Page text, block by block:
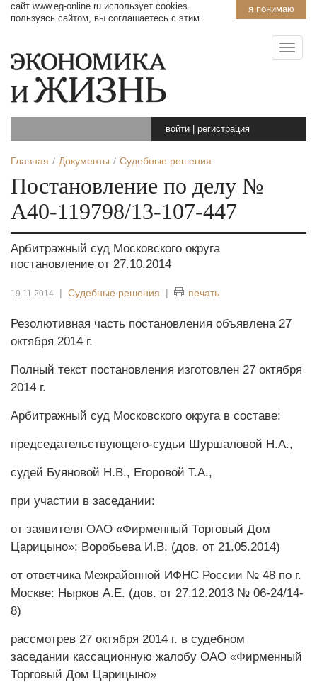
я понимаю
сайт www.eg-online.ru использует cookies.
пользуясь сайтом, вы соглашаетесь с этим.
войти регистрация
Главная Документы Судебные решения
Постановление по делу №
А40-119798/13-107-447
Арбитражный суд Московского округа
постановление от 27.10.2014
19.11.2014 | Судебные решения | печать
Резолютивная часть постановления объявлена 27
октября 2014 г.
Полный текст постановления изготовлен 27 октября
2014 г.
Арбитражный суд Московского округа в составе:
председательствующего-судьи Шуршаловой Н.А.,
судей Буяновой Н.В., Егоровой Т.А.,
при участии в заседании:
от заявителя ОАО «Фирменный Торговый Дом
Царицыно»: Воробьева И.В. (дов. от 21.05.2014)
от ответчика Межрайонной ИФНС России № 48 по г.
Москве: Нырков А.Е. (дов. от 27.12.2013 № 06-24/14-
8)
рассмотрев 27 октября 2014 г. в судебном
заседании кассационную жалобу ОАО «Фирменный
Торговый Дом Царицыно»